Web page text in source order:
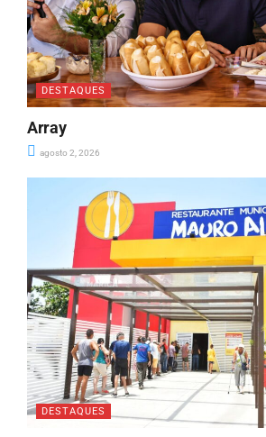
DESTAQUES
Array
agosto 2, 2026
DESTAQUES